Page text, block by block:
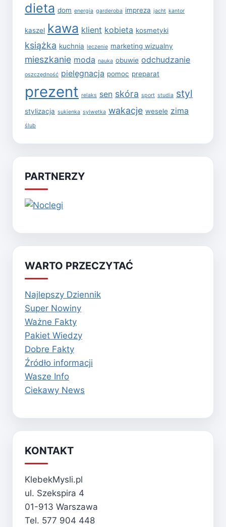
dieta dom energia garderoba impreza jacht kantor
kaszel kawa klient kobieta kosmetyki
książka kuchnia leczenie marketing wizualny
mieszkanie moda nauka obuwie odchudzanie
oszczędność pielęgnacja pomoc preparat
prezent relaks sen skóra sport studia styl
stylizacja sukienka sylwetka wakacje wesele zima
ślub
PARTNERZY
WARTO PRZECZYTAĆ
Najlepszy Dziennik
Super Nowiny
Ważne Fakty
Pakiet Wiedzy
Dobre Fakty
Źródło informacji
Wasze Info
Ciekawy News
KONTAKT
KlebekMysli.pl
ul. Szekspira 4
01-913 Warszawa
Tel. 577 904 448